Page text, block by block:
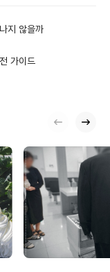
지 않을까
가이드